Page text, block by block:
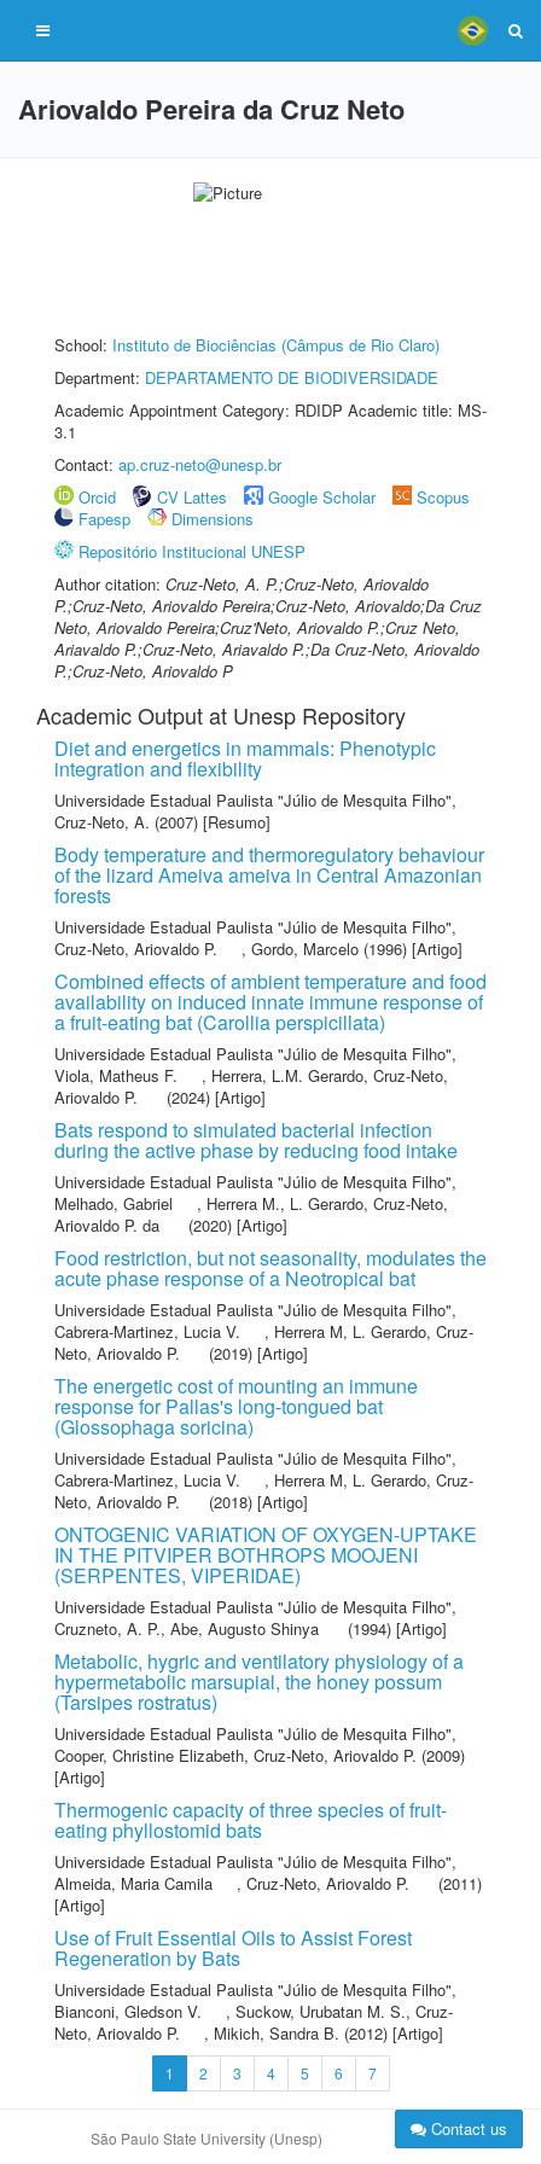
Ariovaldo Pereira da Cruz Neto
School: Instituto de Biociências (Câmpus de Rio Claro)
Department: DEPARTAMENTO DE BIODIVERSIDADE
Academic Appointment Category: RDIDP Academic title: MS-
3.1
Contact: ap.cruz-neto@unesp.br
Orcid
CV Lattes Google Scholar
Scopus
Fapesp
Dimensions
Repositório Institucional UNESP
Author citation: Cruz-Neto, A. P.;Cruz-Neto, Ariovaldo
P.;Cruz-Neto, Ariovaldo Pereira;Cruz-Neto, Ariovaldo;Da Cruz
Neto, Ariovaldo Pereira;Cruz'Neto, Ariovaldo P.;Cruz Neto,
Ariavaldo P.;Cruz-Neto, Ariavaldo P.;Da Cruz-Neto, Ariovaldo
P.;Cruz-Neto, Ariovaldo P
Academic Output at Unesp Repository
Diet and energetics in mammals: Phenotypic
integration and flexibility
Universidade Estadual Paulista "Júlio de Mesquita Filho",
Cruz-Neto, A. (2007) [Resumo]
Body temperature and thermoregulatory behaviour
of the lizard Ameiva ameiva in Central Amazonian
forests
Universidade Estadual Paulista "Júlio de Mesquita Filho",
Cruz-Neto, Ariovaldo P.
, Gordo, Marcelo (1996) [Artigo]
Combined effects of ambient temperature and food
availability on induced innate immune response of
a fruit-eating bat (Carollia perspicillata)
Universidade Estadual Paulista "Júlio de Mesquita Filho",
Viola, Matheus F.
, Herrera, L.M. Gerardo, Cruz-Neto,
Ariovaldo P.
(2024) [Artigo]
Bats respond to simulated bacterial infection
during the active phase by reducing food intake
Universidade Estadual Paulista "Júlio de Mesquita Filho",
Melhado, Gabriel
, Herrera M., L. Gerardo, Cruz-Neto,
Ariovaldo P. da
(2020) [Artigo]
Food restriction, but not seasonality, modulates the
acute phase response of a Neotropical bat
Universidade Estadual Paulista "Júlio de Mesquita Filho",
Cabrera-Martinez, Lucia V.
, Herrera M, L. Gerardo, Cruz-
Neto, Ariovaldo P.
(2019) [Artigo]
The energetic cost of mounting an immune
response for Pallas's long-tongued bat
(Glossophaga soricina)
Universidade Estadual Paulista "Júlio de Mesquita Filho",
Cabrera-Martinez, Lucia V.
, Herrera M, L. Gerardo, Cruz-
Neto, Ariovaldo P.
(2018) [Artigo]
ONTOGENIC VARIATION OF OXYGEN-UPTAKE
IN THE PITVIPER BOTHROPS MOOJENI
(SERPENTES, VIPERIDAE)
Universidade Estadual Paulista "Júlio de Mesquita Filho",
Cruzneto, A. P., Abe, Augusto Shinya (1994) [Artigo]
Metabolic, hygric and ventilatory physiology of a
hypermetabolic marsupial, the honey possum
(Tarsipes rostratus)
Universidade Estadual Paulista "Júlio de Mesquita Filho",
Cooper, Christine Elizabeth, Cruz-Neto, Ariovaldo P. (2009)
[Artigo]
Thermogenic capacity of three species of fruit-
eating phyllostomid bats
Universidade Estadual Paulista "Júlio de Mesquita Filho",
Almeida, Maria Camila
, Cruz-Neto, Ariovaldo P.
(2011)
[Artigo]
Use of Fruit Essential Oils to Assist Forest
Regeneration by Bats
Universidade Estadual Paulista "Júlio de Mesquita Filho",
Bianconi, Gledson V.
, Suckow, Urubatan M. S., Cruz-
Neto, Ariovaldo P.
, Mikich, Sandra B. (2012) [Artigo]
1 2 3 4 5 6 7
São Paulo State University (Unesp) Contact us